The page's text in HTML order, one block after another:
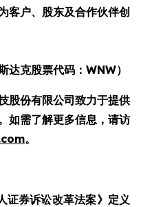
客户、股东及合作伙伴创
达克股票代码：WNW）
股份有限公司致力于提供
如需了解更多信息，请访
。
证券诉讼改革法案》定义